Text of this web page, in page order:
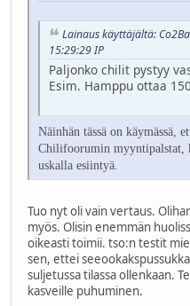
Lainaus käyttäjältä:
15:29:29 IP
Paljonko chilit pystyy
Esim. Hamppu ottaa
Näinhän tässä on käymässä,
Chilifoorumin myyntipalstat,
uskalla esiintyä.
Tuo nyt oli vain vertaus.
myös. Olisin enemmän
oikeasti toimii. tso:n testit
sen, ettei
suljetussa tilassa ollenkaan.
kasveille puhuminen.